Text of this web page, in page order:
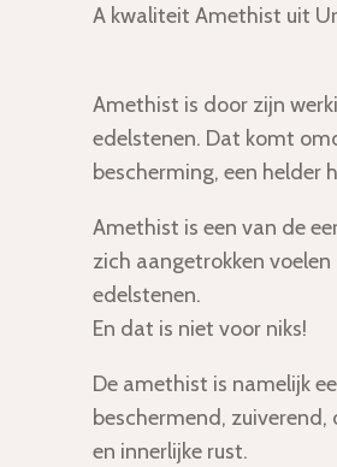
A kwaliteit Amethist uit
Amethist is door zijn
edelstenen. Dat komt
bescherming, een helder
Amethist is een van de
zich aangetrokken
edelstenen.
En dat is niet voor niks!
De amethist is namelijk
beschermend,
en innerlijke rust.